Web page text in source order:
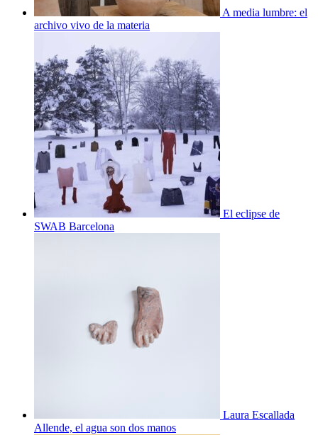
A media lumbre: el
archivo vivo de la materia
El eclipse de
SWAB Barcelona
Laura Escallada
Allende, el agua son dos manos